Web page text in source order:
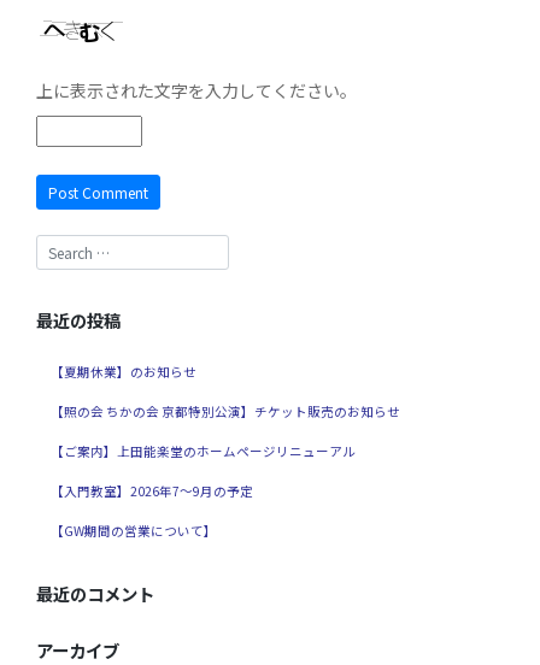
上に表示された文字を入力してください。
最近の投稿
【夏期休業】のお知らせ
【照の会 ちかの会 京都特別公演】チケット販売のお知らせ
【ご案内】上田能楽堂のホームページリニューアル
【入門教室】2026年7～9月の予定
【GW期間の営業について】
最近のコメント
アーカイブ